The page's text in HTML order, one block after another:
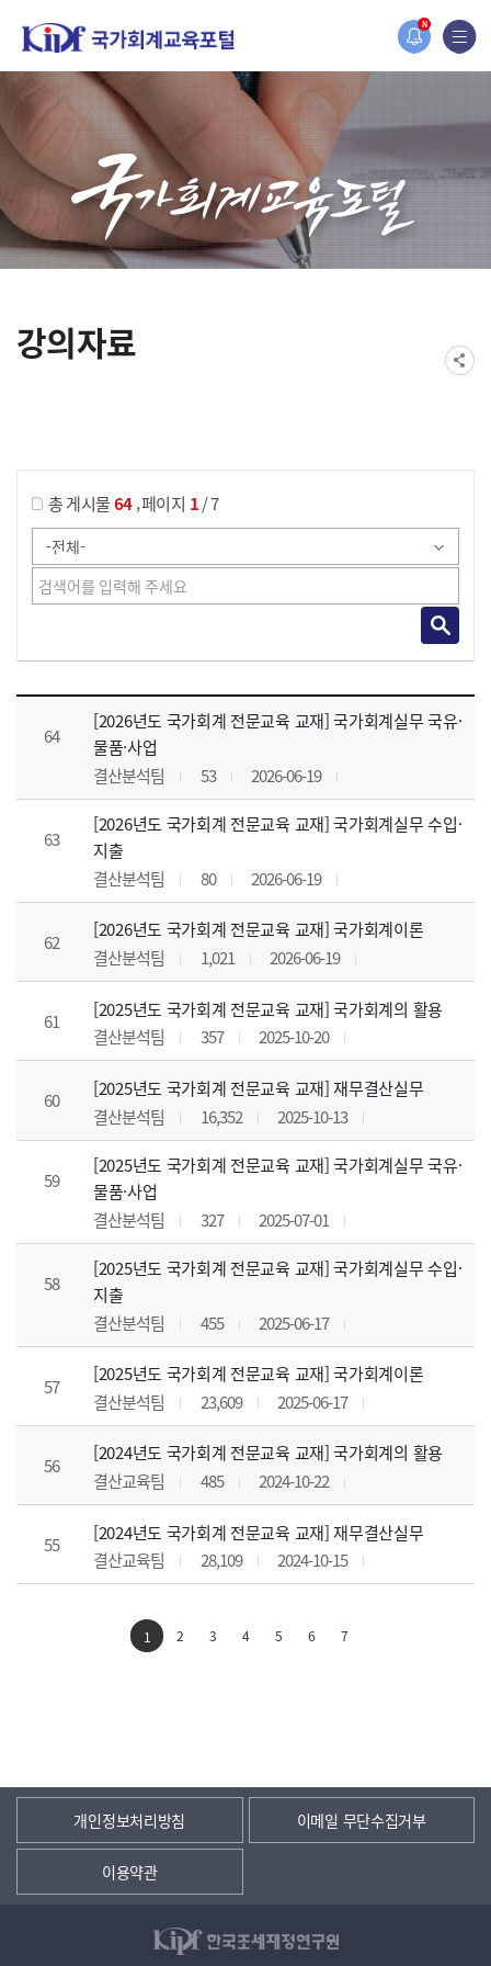
N
홈페이지가 새롭게 개편되었습니다.
한국조세재정연구원홈페이지가 새롭게 개설되었습니다.
강의자료
총 게시물64,페이지 1/ 7
강의자료 목록 으로 번호, 제목, 작성자, 조회수, 등록 일, 첨부파일로 나열 되고 있습니다.
64
[2026년도 국가회계 전문교육 교재] 국가회계실무 국유·
물품·사업
결산분석팀
53 2026-06-19
63
[2026년도 국가회계 전문교육 교재] 국가회계실무 수입·
지출
결산분석팀
80 2026-06-19
62
[2026년도 국가회계 전문교육 교재] 국가회계이론
결산분석팀
1,021 2026-06-19
61
[2025년도 국가회계 전문교육 교재] 국가회계의 활용
결산분석팀
357 2025-10-20
60
[2025년도 국가회계 전문교육 교재] 재무결산실무
결산분석팀
16,352 2025-10-13
59
[2025년도 국가회계 전문교육 교재] 국가회계실무 국유·
물품·사업
결산분석팀
327 2025-07-01
58
[2025년도 국가회계 전문교육 교재] 국가회계실무 수입·
지출
결산분석팀
455 2025-06-17
57
[2025년도 국가회계 전문교육 교재] 국가회계이론
결산분석팀
23,609 2025-06-17
56
[2024년도 국가회계 전문교육 교재] 국가회계의 활용
결산교육팀
485 2024-10-22
55
[2024년도 국가회계 전문교육 교재] 재무결산실무
결산교육팀
28,109 2024-10-15
1 2 3 4 5 6 7
개인정보처리방침 이메일 무단수집거부
이용약관